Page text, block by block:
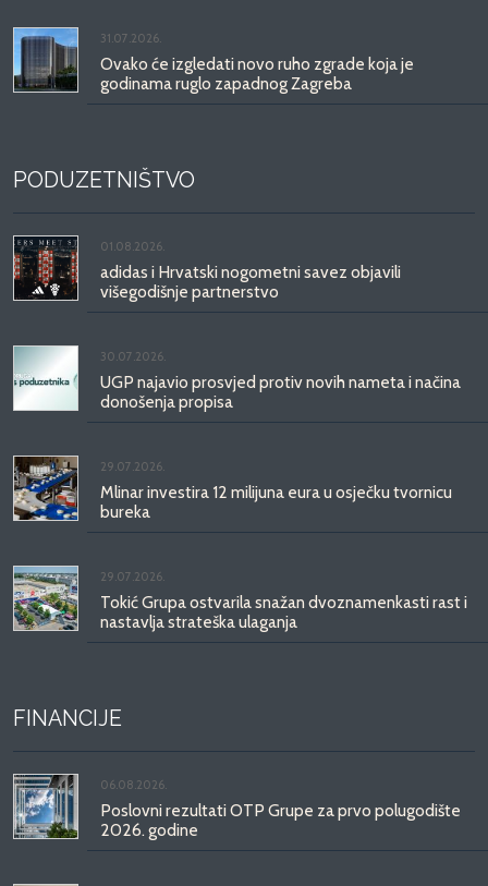
31.07.2026.
Ovako će izgledati novo ruho zgrade koja je
godinama ruglo zapadnog Zagreba
PODUZETNIŠTVO
01.08.2026.
adidas i Hrvatski nogometni savez objavili
višegodišnje partnerstvo
30.07.2026.
UGP najavio prosvjed protiv novih nameta i načina
donošenja propisa
29.07.2026.
Mlinar investira 12 milijuna eura u osječku tvornicu
bureka
29.07.2026.
Tokić Grupa ostvarila snažan dvoznamenkasti rast i
nastavlja strateška ulaganja
FINANCIJE
06.08.2026.
Poslovni rezultati OTP Grupe za prvo polugodište
2026. godine